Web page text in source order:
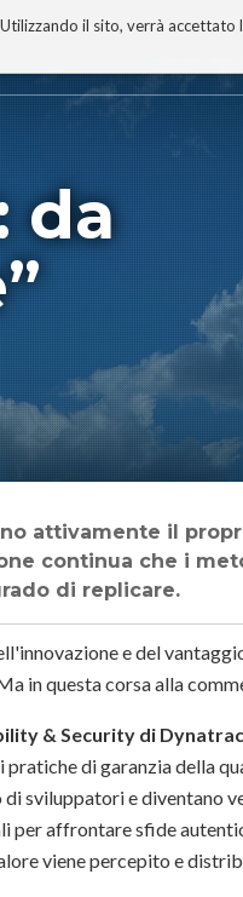
il sito, verrà
da
continua che i
di replicare.
e del
in questa corsa alla
& Security di
di garanzia della
sviluppatori e diventano
affrontare sfide
viene percepito e